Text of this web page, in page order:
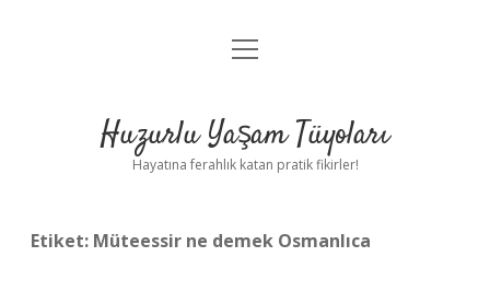
Anasayfa
Yasal Uyarı
menüyü
Huzurlu Yaşam Tüyoları
Hayatına ferahlık katan pratik fikirler!
Etiket: Müteessir ne demek Osmanlıca